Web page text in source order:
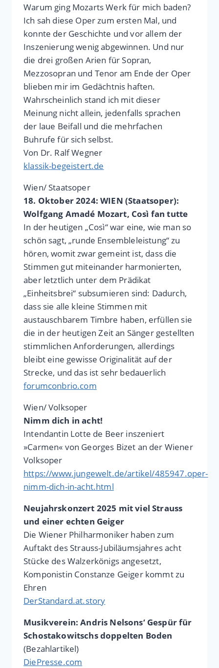
Warum ging Mozarts Werk für mich baden?
Ich sah diese Oper zum ersten Mal, und
konnte der Geschichte und vor allem der
Inszenierung wenig abgewinnen. Und nur
die drei großen Arien für Sopran,
Mezzosopran und Tenor am Ende der Oper
blieben mir im Gedächtnis haften.
Wahrscheinlich stand ich mit dieser
Meinung nicht allein, jedenfalls sprachen
der laue Beifall und die mehrfachen
Buhrufe für sich selbst.
Von Dr. Ralf Wegner
klassik-begeistert.de
Wien/ Staatsoper
18. Oktober 2024: WIEN (Staatsoper):
Wolfgang Amadé Mozart, Così fan tutte
In der heutigen „Così“ war eine, wie man so
schön sagt, „runde Ensembleleistung“ zu
hören, womit zwar gemeint ist, dass die
Stimmen gut miteinander harmonierten,
aber letztlich unter dem Prädikat
„Einheitsbrei“ subsumieren sind: Dadurch,
dass sie alle kleine Stimmen mit
austauschbarem Timbre haben, erfüllen sie
die in der heutigen Zeit an Sänger gestellten
stimmlichen Anforderungen, allerdings
bleibt eine gewisse Originalität auf der
Strecke, und das ist sehr bedauerlich
forumconbrio.com
Wien/ Volksoper
Nimm dich in acht!
Intendantin Lotte de Beer inszeniert
»Carmen« von Georges Bizet an der Wiener
Volksoper
https://www.jungewelt.de/artikel/485947.oper-
nimm-dich-in-acht.html
Neujahrskonzert 2025 mit viel Strauss
und einer echten Geiger
Die Wiener Philharmoniker haben zum
Auftakt des Strauss-Jubiläumsjahres acht
Stücke des Walzerkönigs angesetzt,
Komponistin Constanze Geiger kommt zu
Ehren
DerStandard.at.story
Musikverein: Andris Nelsons‘ Gespür für
Schostakowitschs doppelten Boden
(Bezahlartikel)
DiePresse.com